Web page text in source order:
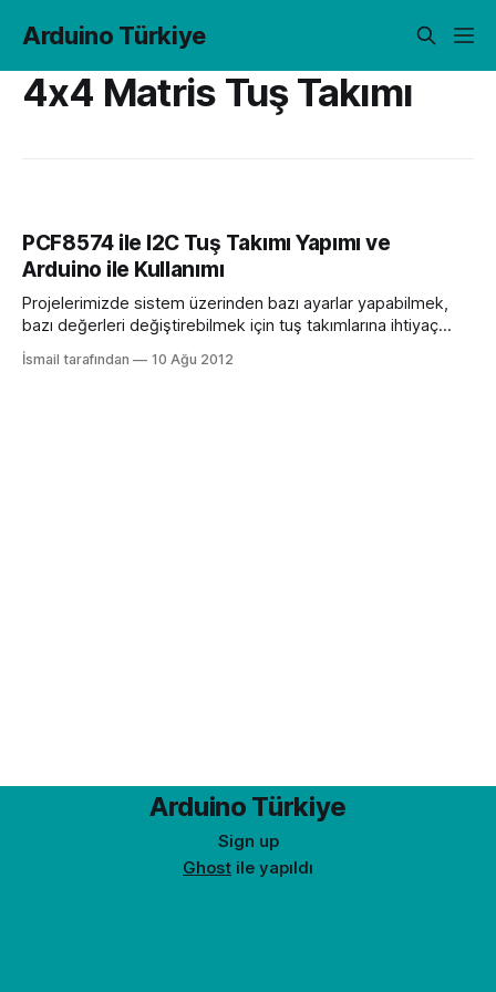
Arduino Türkiye
4x4 Matris Tuş Takımı
PCF8574 ile I2C Tuş Takımı Yapımı ve
Arduino ile Kullanımı
Projelerimizde sistem üzerinden bazı ayarlar yapabilmek,
bazı değerleri değiştirebilmek için tuş takımlarına ihtiyaç
duyarız. 4×4 membran tuş takımı kolay biz çözüm olsa da 8
dijital pini gözden çıkarmamız gerekir Arduino ile kullanmak
İsmail tarafından 10 Ağu 2012
Arduino Türkiye
Sign up
Ghost ile yapıldı